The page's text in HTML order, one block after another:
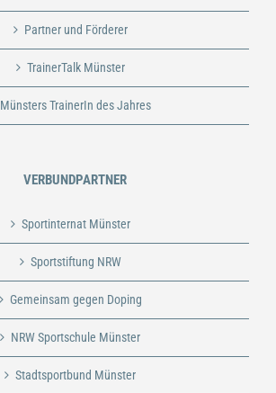
Partner und Förderer
TrainerTalk Münster
Münsters TrainerIn des Jahres
VERBUNDPARTNER
Sportinternat Münster
Sportstiftung NRW
Gemeinsam gegen Doping
NRW Sportschule Münster
Stadtsportbund Münster